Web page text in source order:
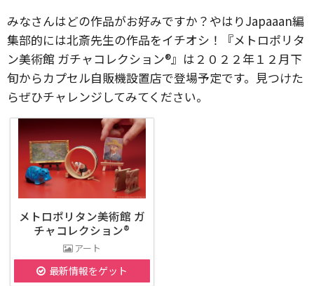
みなさんはどの作品がお好みですか？やはりJapaaan編
集部的には北斎先生の作品をイチオシ！『メトロポリタ
ン美術館 ガチャコレクション®』は２０２２年１２月下
旬からカプセル自販機設置店で登場予定です。見つけた
らぜひチャレンジしてみてください。
メトロポリタン美術館 ガ
チャコレクション®
アート
最新情報をゲット